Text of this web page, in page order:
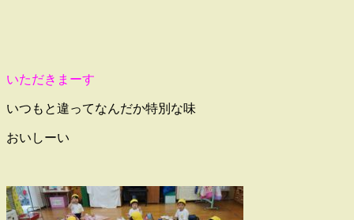
いただきまーす
いつもと違ってなんだか特別な味
おいしーい